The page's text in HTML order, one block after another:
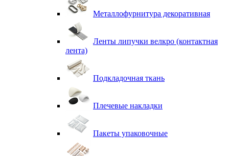
Металлофурнитура декоративная
Ленты липучки велкро (контактная
лента)
Подкладочная ткань
Плечевые накладки
Пакеты упаковочные